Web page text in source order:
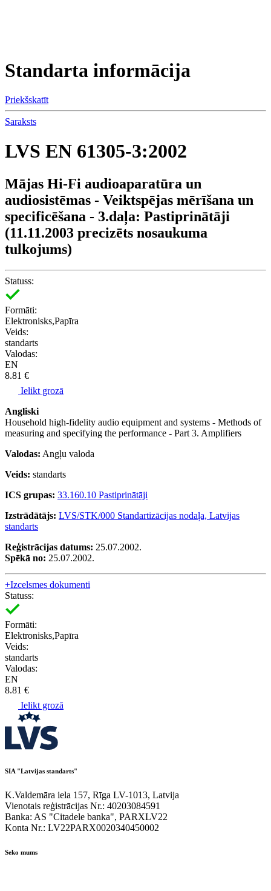
Standarta informācija
Priekšskatīt
Saraksts
LVS EN 61305-3:2002
Mājas Hi-Fi audioaparatūra un
audiosistēmas - Veiktspējas mērīšana un
specificēšana - 3.daļa: Pastiprinātāji
(11.11.2003 precizēts nosaukuma
tulkojums)
Statuss:
Formāti:
Elektronisks,Papīra
Veids:
standarts
Valodas:
EN
8.81 €
Ielikt grozā
Angliski
Household high-fidelity audio equipment and systems - Methods of
measuring and specifying the performance - Part 3. Amplifiers
Valodas: Angļu valoda
Veids: standarts
ICS grupas: 33.160.10 Pastiprinātāji
Izstrādātājs: LVS/STK/000 Standartizācijas nodaļa, Latvijas
standarts
Reģistrācijas datums: 25.07.2002.
Spēkā no: 25.07.2002.
+Izcelsmes dokumenti
Statuss:
Formāti:
Elektronisks,Papīra
Veids:
standarts
Valodas:
EN
8.81 €
Ielikt grozā
SIA "Latvijas standarts"
K.Valdemāra iela 157, Rīga LV-1013, Latvija
Vienotais reģistrācijas Nr.: 40203084591
Banka: AS "Citadele banka", PARXLV22
Konta Nr.: LV22PARX0020340450002
Seko mums